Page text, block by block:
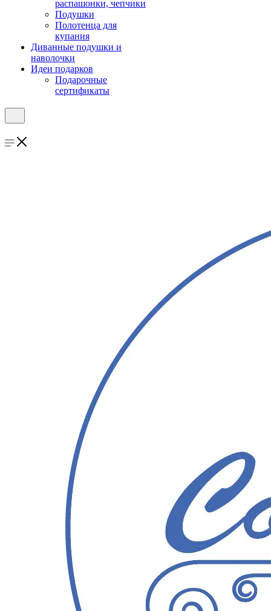
распашонки, чепчики
Подушки
Полотенца для
купания
Диванные подушки и
наволочки
Идеи подарков
Подарочные
сертификаты